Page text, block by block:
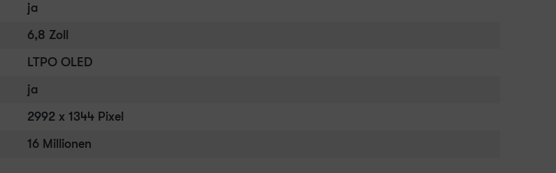
ja
6,8 Zoll
LTPO OLED
ja
2992 x 1344 Pixel
16 Millionen